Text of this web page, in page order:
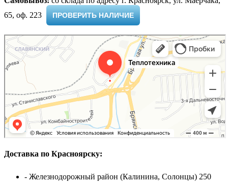
65, оф. 223 ​
ПРОВЕРИТЬ НАЛИЧИЕ
Доставка по Красноярску:
- Железнодорожный район (Калинина, Солонцы) 250